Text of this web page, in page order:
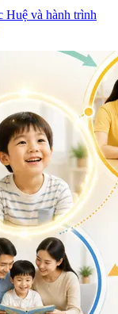
Huệ và hành trình